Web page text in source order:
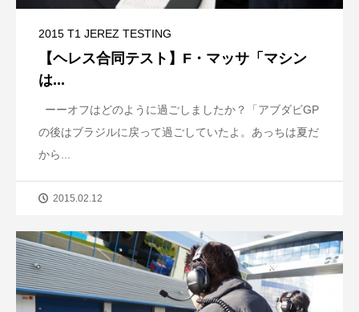
2015 T1 JEREZ TESTING
【ヘレス合同テスト】F・マッサ「マシン
は...
ーーオフはどのように過ごしましたか？「アブダビGP
の後はブラジルに戻って過ごしていたよ。あっちは夏だ
から...
2015.02.12